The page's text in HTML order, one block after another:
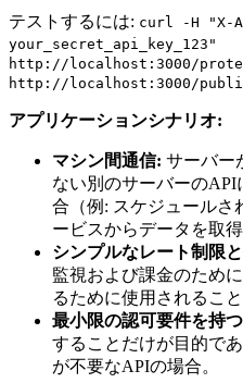
テストするには: curl -H "X-
your_secret_api_key_123"
http://localhost:3000/
http://localhost:3000/
アプリケーションシナリオ:
マシン間通信: サーバー
ない別のサーバーの
合（例: スケジュールさ
ービスからデータを取得
シンプルなレート制限
監視および課金のため
るために使用されること
最小限の認可要件を持
することだけが目的で
が不要なAPIの場合。